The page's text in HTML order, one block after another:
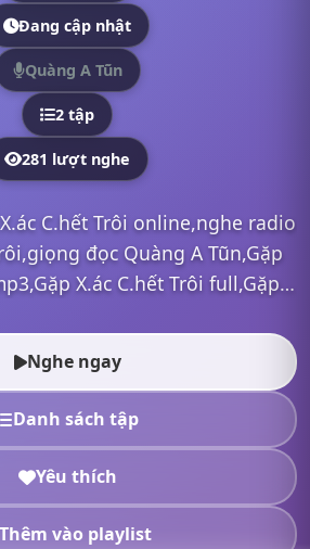
Đang cập nhật
Quàng A Tũn
2 tập
281 lượt nghe
C.hết Trôi online,nghe radio
đọc Quàng A Tũn,Gặp
X.ác C.hết Trôi full,Gặp
Nghe ngay
Danh sách tập
Yêu thích
Thêm vào playlist